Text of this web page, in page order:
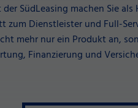
SüdLeasing machen Sie als
zum Dienstleister und Full-
mehr nur ein Produkt an,
Finanzierung und